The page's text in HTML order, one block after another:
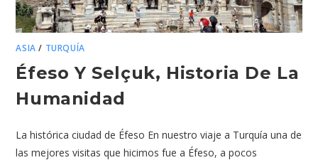
ASIA / TURQUÍA
Éfeso Y Selçuk, Historia De La
Humanidad
La histórica ciudad de Éfeso En nuestro viaje a Turquía una de
las mejores visitas que hicimos fue a Éfeso, a pocos